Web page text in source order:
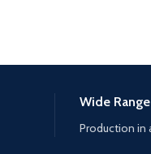
Wide
Production in